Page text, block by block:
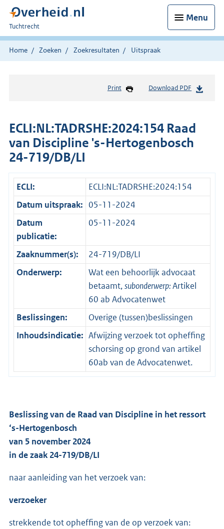
Menu
U
bent
hier:
Tuchtrecht
Home Zoeken Zoekresultaten Uitspraak
Print Download PDF
ECLI:NL:TADRSHE:2024:154 Raad
van Discipline 's-Hertogenbosch
24-719/DB/LI
ECLI:
ECLI:NL:TADRSHE:2024:154
Datum uitspraak: 05-11-2024
Datum
publicatie:
05-11-2024
Zaaknummer(s):
24-719/DB/LI
Onderwerp:
Wat een behoorlijk advocaat
betaamt,subonderwerp:Artikel
60 ab Advocatenwet
Beslissingen:
Overige (tussen)beslissingen
Inhoudsindicatie: Afwijzing verzoek tot opheffing
schorsing op grond van artikel
60ab van de Advocatenwet.
Beslissing van de Raad van Discipline in het ressort
‘s-Hertogenbosch
van 5 november 2024
in de zaak 24-719/DB/LI
naar aanleiding van het verzoek van:
verzoeker
strekkende tot opheffing van de op verzoek van: